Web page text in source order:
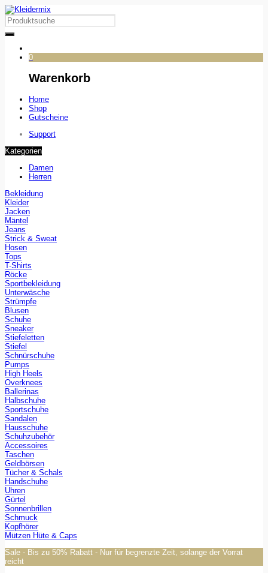
0
Warenkorb
Home
Shop
Gutscheine
Support
Kategorien
Damen
Herren
Bekleidung
Kleider
Jacken
Mäntel
Jeans
Strick & Sweat
Hosen
Tops
T-Shirts
Röcke
Sportbekleidung
Unterwäsche
Strümpfe
Blusen
Schuhe
Sneaker
Stiefeletten
Stiefel
Schnürschuhe
Pumps
High Heels
Overknees
Ballerinas
Halbschuhe
Sportschuhe
Sandalen
Hausschuhe
Schuhzubehör
Accessoires
Taschen
Geldbörsen
Tücher & Schals
Handschuhe
Uhren
Gürtel
Sonnenbrillen
Schmuck
Kopfhörer
Mützen Hüte & Caps
Sale - Bis zu 50% Rabatt - Nur für begrenzte Zeit, solange der Vorrat
reicht